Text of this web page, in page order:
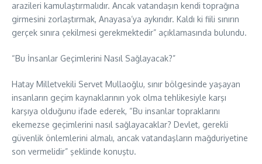
arazileri kamulaştırmalıdır. Ancak vatandaşın kendi toprağına
girmesini zorlaştırmak, Anayasa’ya aykırıdır. Kaldı ki fiili sınırın
gerçek sınıra çekilmesi gerekmektedir” açıklamasında bulundu.
“Bu İnsanlar Geçimlerini Nasıl Sağlayacak?”
Hatay Milletvekili Servet Mullaoğlu, sınır bölgesinde yaşayan
insanların geçim kaynaklarının yok olma tehlikesiyle karşı
karşıya olduğunu ifade ederek, “Bu insanlar topraklarını
ekemezse geçimlerini nasıl sağlayacaklar? Devlet, gerekli
güvenlik önlemlerini almalı, ancak vatandaşların mağduriyetine
son vermelidir” şeklinde konuştu.